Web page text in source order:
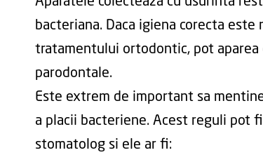
bacteriana. Daca igiena corecta
tratamentului ortodontic, pot
parodontale.
Este extrem de important sa
a placii bacteriene. Acest reguli pot
stomatolog si ele ar fi: